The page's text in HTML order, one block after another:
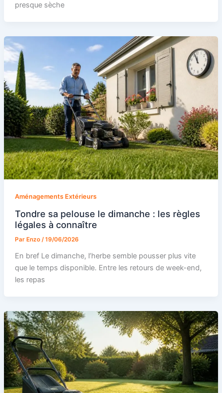
presque sèche
Aménagements Extérieurs
Tondre sa pelouse le dimanche : les règles
légales à connaître
Par Enzo /19/06/2026
En bref Le dimanche, l’herbe semble pousser plus vite
que le temps disponible. Entre les retours de week-end,
les repas